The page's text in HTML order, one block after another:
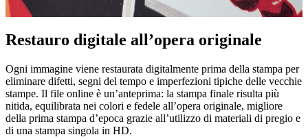
Restauro digitale all’opera originale
Ogni immagine viene restaurata digitalmente prima della stampa per
eliminare difetti, segni del tempo e imperfezioni tipiche delle vecchie
stampe. Il file online è un’anteprima: la stampa finale risulta più
nitida, equilibrata nei colori e fedele all’opera originale, migliore
della prima stampa d’epoca grazie all’utilizzo di materiali di pregio e
di una stampa singola in HD.